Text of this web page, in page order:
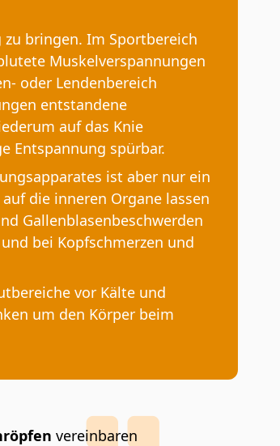
bringen. Im Sportbereich
Muskelverspannungen
oder Lendenbereich
entstandene
auf das Knie
Entspannung spürbar.
ist aber nur ein
die inneren Organe lassen
Gallenblasenbeschwerden
bei Kopfschmerzen und
vor Kälte und
um den Körper beim
vereinbaren